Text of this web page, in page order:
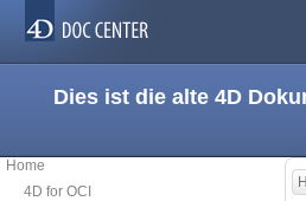
Dies ist die alte 4D
Home
4D for OCI